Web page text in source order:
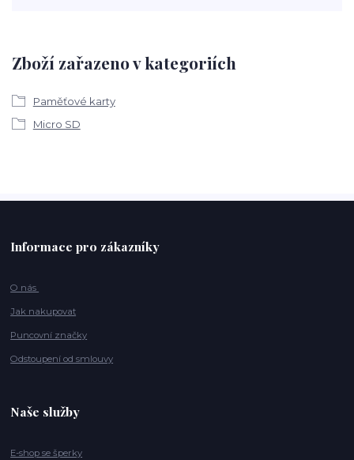
Zboží zařazeno v kategoriích
Paměťové karty
Micro SD
Informace pro zákazníky
O nás
Jak nakupovat
Puncovní značky
Odstoupení od smlouvy
Naše služby
E-shop se šperky